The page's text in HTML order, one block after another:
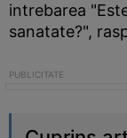
intrebarea
sanatate?",